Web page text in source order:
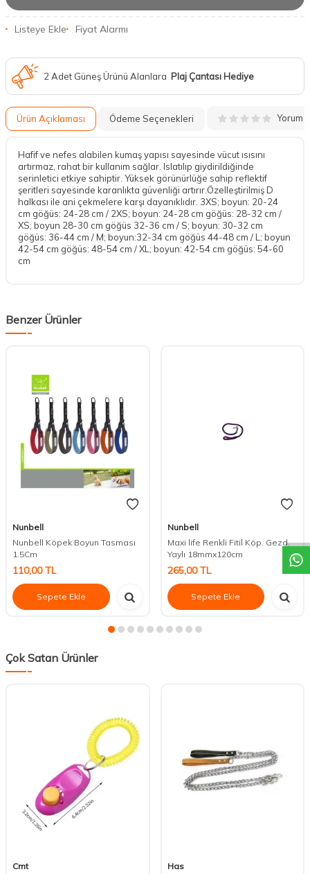
DESTEK
Listeye Ekle Fiyat Alarmı
2 Adet Güneş Ürünü Alanlara Plaj Çantası Hediye
Ürün Açıklaması Ödeme Seçenekleri Yorum
Hafif ve nefes alabilen kumaş yapısı sayesinde vücut ısısını
artırmaz, rahat bir kullanım sağlar. Islatılıp giydirildiğinde
serinletici etkiye sahiptir. Yüksek görünürlüğe sahip reflektif
şeritleri sayesinde karanlıkta güvenliği artırır.Özelleştirilmiş D
halkası ile ani çekmelere karşı dayanıklıdır. 3XS; boyun: 20-24
cm göğüs: 24-28 cm / 2XS; boyun: 24-28 cm göğüs: 28-32 cm /
XS; boyun 28-30 cm göğüs 32-36 cm / S; boyun: 30-32 cm
göğüs: 36-44 cm / M; boyun:32-34 cm göğüs 44-48 cm / L; boyun
42-54 cm göğüs: 48-54 cm / XL; boyun: 42-54 cm göğüs: 54-60
cm
Benzer Ürünler
Nunbell
Nunbell Köpek Boyun Tasması
1.5Cm
110,00TL
Sepete Ekle
Nunbell
Maxi life Renkli Fitil Köp. Gezd.
Yaylı 18mmx120cm
265,00TL
Sepete Ekle
Çok Satan Ürünler
Cmt
Has